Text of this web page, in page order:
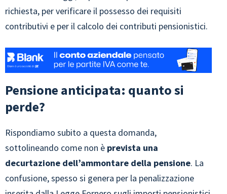
richiesta, per verificare il possesso dei requisiti
contributivi e per il calcolo dei contributi pensionistici.
Pensione anticipata: quanto si
perde?
Rispondiamo subito a questa domanda,
sottolineando come non è prevista una
decurtazione dell’ammontare della pensione. La
confusione, spesso si genera per la penalizzazione